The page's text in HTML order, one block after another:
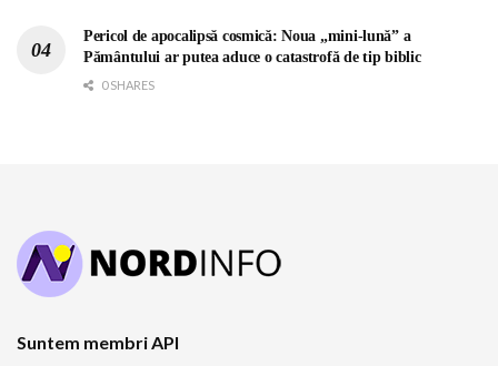
Pericol de apocalipsă cosmică: Noua „mini-lună” a
Pământului ar putea aduce o catastrofă de tip biblic
0 SHARES
Suntem membri API